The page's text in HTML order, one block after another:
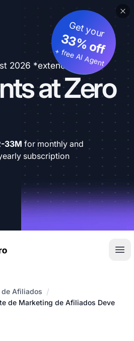
2026 *extended
at Zero
Get your
33% off
+ free AI Agent
33M for monthly and
subscription
Afiliados /
de Marketing de Afiliados Deve